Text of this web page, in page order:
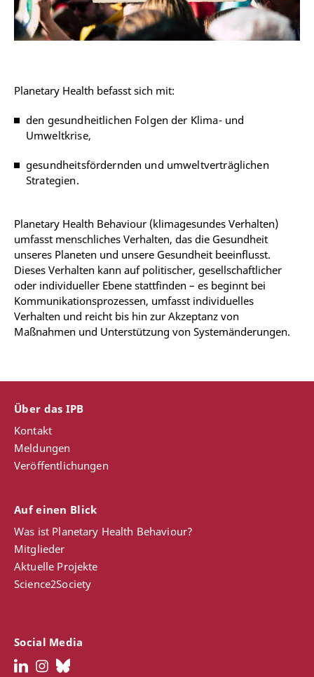
Planetary Health befasst sich mit:
den gesundheitlichen Folgen der Klima- und
Umweltkrise,
gesundheitsfördernden und umweltverträglichen
Strategien.
Planetary Health Behaviour (klimagesundes Verhalten)
umfasst menschliches Verhalten, das die Gesundheit
unseres Planeten und unsere Gesundheit beeinflusst.
Dieses Verhalten kann auf politischer, gesellschaftlicher
oder individueller Ebene stattfinden – es beginnt bei
Kommunikationsprozessen, umfasst individuelles
Verhalten und reicht bis hin zur Akzeptanz von
Maßnahmen und Unterstützung von Systemänderungen.
Über das IPB
Kontakt
Meldungen
Veröffentlichungen
Auf einen Blick
Was ist Planetary Health Behaviour?
Mitglieder
Aktuelle Projekte
Science2Society
Social Media